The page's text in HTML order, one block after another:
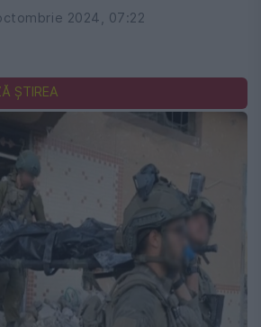
2024, 07:22
ȘTIREA